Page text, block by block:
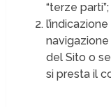
“terze parti”;
navigazione
del Sito o
si presta il